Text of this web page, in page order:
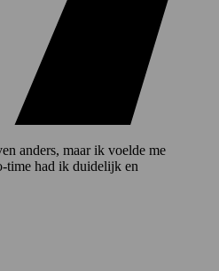
anders, maar ik voelde me
time had ik duidelijk en